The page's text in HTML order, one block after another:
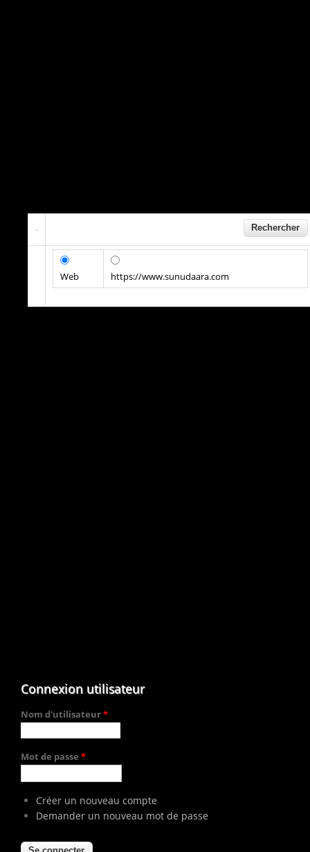
Web https://www.sunudaara.com
Connexion utilisateur
Nom d'utilisateur*
Mot de passe *
Créer un nouveau compte
Demander un nouveau mot de passe